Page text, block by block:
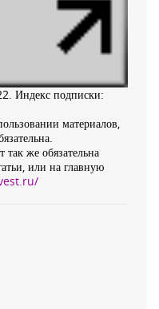
Индекс подписки:
материалов,
же обязательна
или на главную